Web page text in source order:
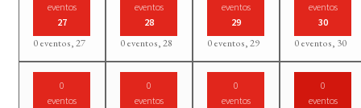
eventos
27
0 eventos,27
eventos
28
0 eventos,28
eventos
29
0 eventos,29
eventos
30
0 eventos, 30
0
eventos
0
eventos
0
eventos
0
eventos